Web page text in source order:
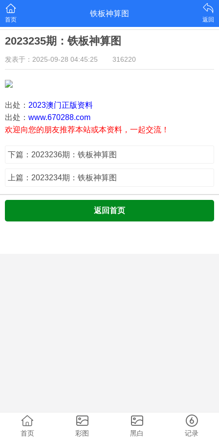
首页
铁板神算图
返回
2023235期：铁板神算图
发表于：2025-09-28 04:45:25 316220
出处： 2023澳门正版资料
出处： www.670288.com
欢迎向您的朋友推荐本站或本资料，一起交流！
下篇：2023236期：铁板神算图
上篇：2023234期：铁板神算图
返回首页
首页 彩图 黑白 记录